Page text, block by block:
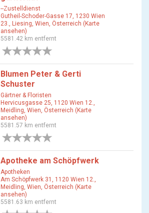
--Zustelldienst
Gutheil-Schoder-Gasse 17, 1230 Wien
23., Liesing, Wien, Österreich (Karte
ansehen)
5581.42 km entfernt
Blumen Peter & Gerti
Schuster
Gärtner & Floristen
Hervicusgasse 25, 1120 Wien 12.,
Meidling, Wien, Österreich (Karte
ansehen)
5581.57 km entfernt
Apotheke am Schöpfwerk
Apotheken
Am Schöpfwerk 31, 1120 Wien 12.,
Meidling, Wien, Österreich (Karte
ansehen)
5581.63 km entfernt